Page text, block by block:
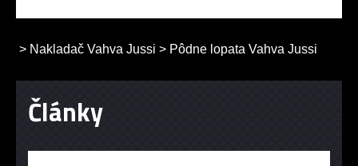
> Nakladač Vahva Jussi > Pôdne lopata Vahva Jussi
Články